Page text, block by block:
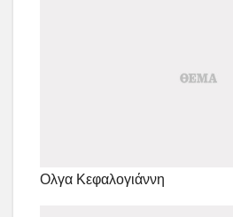
Ολγα Κεφαλογιάννη